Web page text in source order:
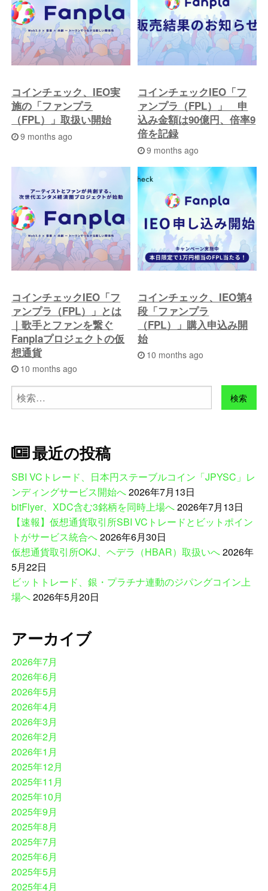
コインチェック、IEO実
施の「ファンプラ
（FPL）」取扱い開始
9 months ago
コインチェックIEO「フ
ァンプラ（FPL）」 申
込み金額は90億円、倍率9
倍を記録
9 months ago
コインチェックIEO「フ
ァンプラ（FPL）」とは
｜歌手とファンを繋ぐ
Fanplaプロジェクトの仮
想通貨
10 months ago
コインチェック、IEO第4
段「ファンプラ
（FPL）」購入申込み開
始
10 months ago
検
索:
最近の投稿
SBI VCトレード、日本円ステーブルコイン「JPYSC」レ
ンディングサービス開始へ2026年7月13日
bitFlyer、XDC含む3銘柄を同時上場へ2026年7月13日
【速報】仮想通貨取引所SBI VCトレードとビットポイン
トがサービス統合へ2026年6月30日
仮想通貨取引所OKJ、ヘデラ（HBAR）取扱いへ2026年
5月22日
ビットトレード、銀・プラチナ連動のジパングコイン上
場へ2026年5月20日
アーカイブ
2026年7月
2026年6月
2026年5月
2026年4月
2026年3月
2026年2月
2026年1月
2025年12月
2025年11月
2025年10月
2025年9月
2025年8月
2025年7月
2025年6月
2025年5月
2025年4月